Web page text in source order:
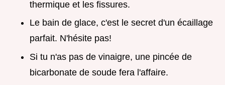
thermique et les fissures.
Le bain de glace, c'est le secret d'un écaillage
parfait. N'hésite pas!
Si tu n'as pas de vinaigre, une pincée de
bicarbonate de soude fera l'affaire.